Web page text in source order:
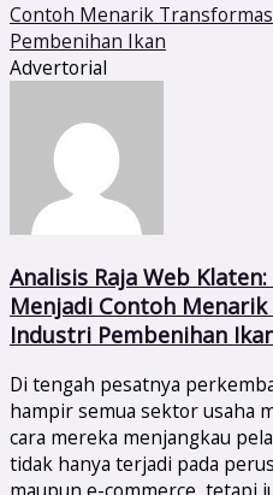
Advertorial
Analisis Raja Web
Menjadi Contoh
Industri Pembenihan
Di tengah pesatnya
hampir semua sektor usaha
cara mereka menjangkau
tidak hanya terjadi pada